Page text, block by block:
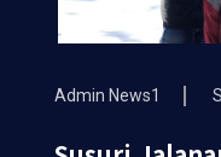
Admin News1